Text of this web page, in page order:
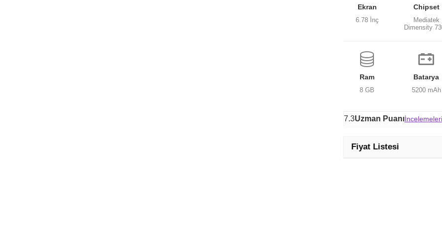
Ekran
6.78 İnç
Chipset
Mediatek
Dimensity
Ram
8 GB
Batarya
5200 mAh
7.3Uzman Puanı
Fiyat Listesi